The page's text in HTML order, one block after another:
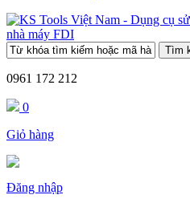
0961 172 212
0
Giỏ hàng
Đăng nhập